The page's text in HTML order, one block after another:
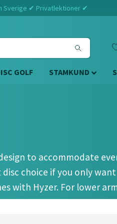
Sverige ✔ Privatlektioner ✔
GOLF STAMKUND
to accommodate
choice if you only
with Hyzer. For lower